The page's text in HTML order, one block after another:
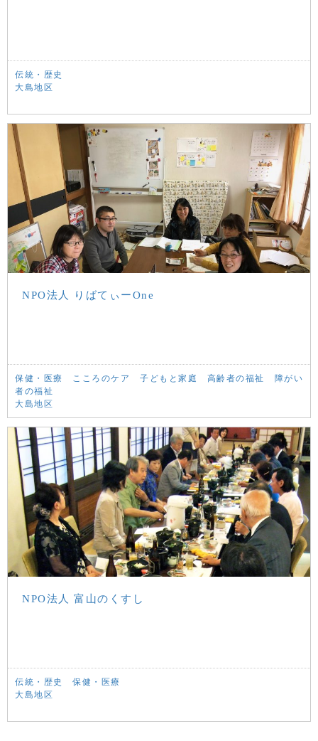
伝統・歴史
大島地区
NPO法人 りばてぃーOne
保健・医療 こころのケア 子どもと家庭 高齢者の福祉
障がい
者の福祉
大島地区
NPO法人 富山のくすし
伝統・歴史
保健・医療
大島地区